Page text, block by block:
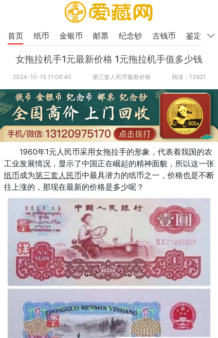
首页 纸币 金银币 邮票 纪念钞 古钱币 鉴定
女拖拉机手1元最新价格 1元拖拉机手值多少钱
2024-10-15 11:06:40 第三套人民币最新价格 阅读：13921
1960年1元人民币采用女拖拉手的形象，代表着我国的农
工业发展情况，显示了中国正在崛起的精神面貌，所以这一张
纸币成为第三套人民币中最具潜力的纸币之一，价格也是不断
往上涨的，那现在最新的价格是多少呢？